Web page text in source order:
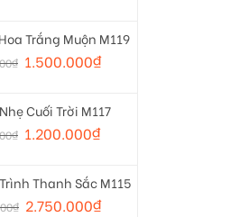
Trắng Muộn M119
₫ 1.500.000₫
Cuối Trời M117
₫ 1.200.000₫
Thanh Sắc M115
₫ 2.750.000₫